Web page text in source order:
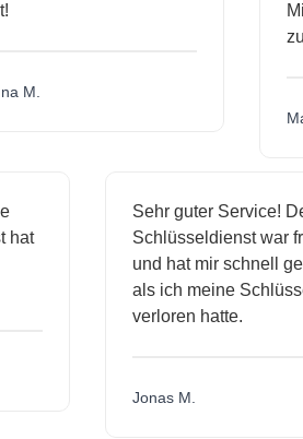
M.
hat
Sehr guter Service!
Schlüsseldienst war
und hat mir schnell
als ich meine
verloren hatte.
Jonas M.